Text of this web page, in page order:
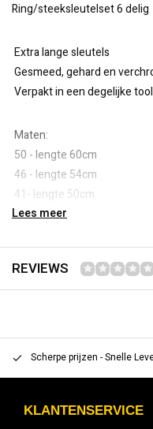
Ring/steeksleutelset 6 delig
Extra lange sleutels
Gesmeed, gehard en
Verpakt in een degelijke
Maten:
50 - lengte 60cm
46 - lengte 54cm
41- lengte 50cm
38 - lengte 47cm
Lees meer
REVIEWS
Scherpe prijzen - Snelle
KLANTENSERVICE